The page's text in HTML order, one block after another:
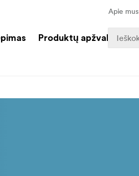
Apie mus
Produktų apžvalga